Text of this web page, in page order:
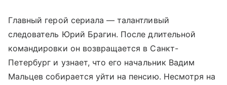
Главный герой сериала — талантливый
следователь Юрий Брагин. После длительной
командировки он возвращается в Санкт-
Петербург и узнает, что его начальник Вадим
Мальцев собирается уйти на пенсию. Несмотря на